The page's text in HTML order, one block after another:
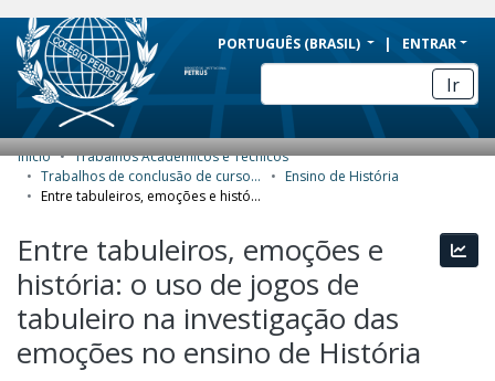
BRAZIL
Simplifique!
Comunica BR
Participe
Acesso à informação
Canais
PORTUGUÊS (BRASIL) ENTRAR
Ir
COMUNIDADES E COLEÇÕES
ESTATÍSTICAS
SOBRE
Início
Trabalhos Acadêmicos e Técnicos
Trabalhos de conclusão de curso de Especialização
Ensino de História
Entre tabuleiros, emoções e história: o uso de jogos de tabuleiro na investigação das emoções no ensino de História
Entre tabuleiros, emoções e
história: o uso de jogos de
tabuleiro na investigação das
emoções no ensino de História